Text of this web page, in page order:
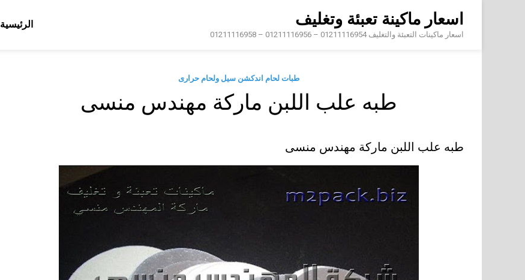
content
اسعار ماكينة تعبئة وتغليف
اسعار ماكينات التعبئة والتغليف 01211116954 – 01211116956 – 01211116958
الرئيسية
طبات لحام اندكشن سيل ولحام حرارى
طبه علب اللبن ماركة مهندس منسى
طبه علب اللبن ماركة مهندس منسى